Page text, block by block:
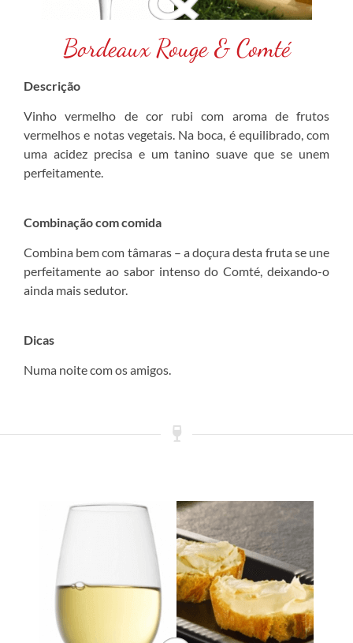
Bordeaux Rouge & Comté
Descrição
Vinho vermelho de cor rubi com aroma de frutos
vermelhos e notas vegetais. Na boca, é equilibrado, com
uma acidez precisa e um tanino suave que se unem
perfeitamente.
Combinação com comida
Combina bem com tâmaras – a doçura desta fruta se une
perfeitamente ao sabor intenso do Comté, deixando-o
ainda mais sedutor.
Dicas
Numa noite com os amigos.